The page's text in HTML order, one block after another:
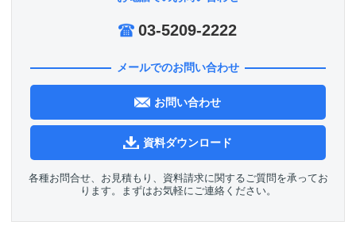
03-5209-2222
メールでのお問い合わせ
お問い合わせ
資料ダウンロード
各種お問合せ、お見積もり、資料請求に関するご質問を承ってお
ります。まずはお気軽にご連絡ください。